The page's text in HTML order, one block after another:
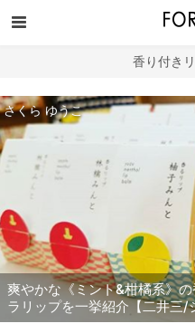
香り付き
さくら ゆうこ
爽やかな《ミント&柑橘系》
ラリップを一挙紹介【二井三